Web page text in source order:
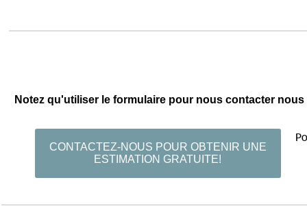
Notez qu'utiliser le formulaire pour nous contacter
CONTACTEZ-NOUS POUR OBTENIR UNE
ESTIMATION GRATUITE!